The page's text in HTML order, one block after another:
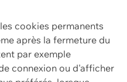
cookies permanents
après la fermeture du
par exemple
connexion ou d'afficher